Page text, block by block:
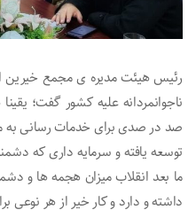
رئیس هیئت مدیره ی مجمع خیرین
ناجوانمردانه علیه کشور گفت؛
صد در صدی برای خدمات رسانی به
توسعه یافته و سرمایه داری که
ما بعد انقلاب میزان هجمه ها و
داشته و دارد و کار خیر از هر نوعی